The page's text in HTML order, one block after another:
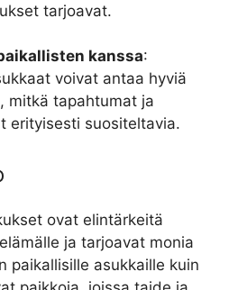
tarjoavat.
kanssa:
voivat antaa hyviä
mitkä tapahtumat ja
erityisesti suositeltavia.
ovat elintärkeitä
ja tarjoavat monia
paikallisille asukkaille kuin